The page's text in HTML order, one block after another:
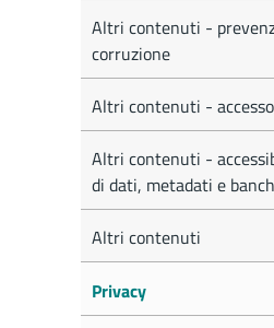
Altri contenuti -
corruzione
Altri contenuti -
Altri contenuti -
di dati, metadati e
Altri contenuti
Privacy